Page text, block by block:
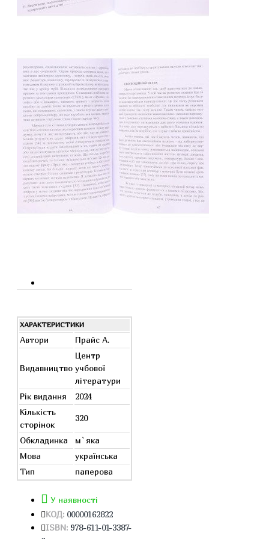
ХАРАКТЕРИСТИКИ
Автори Прайс А.
Видавництво
Центр
учбової
літератури
Рік видання
2024
Кількість
сторінок
320
Обкладинка
м`яка
Мова
українська
Тип
паперова
У наявності
КОД: 00000162822
ISBN: 978-611-01-3387-